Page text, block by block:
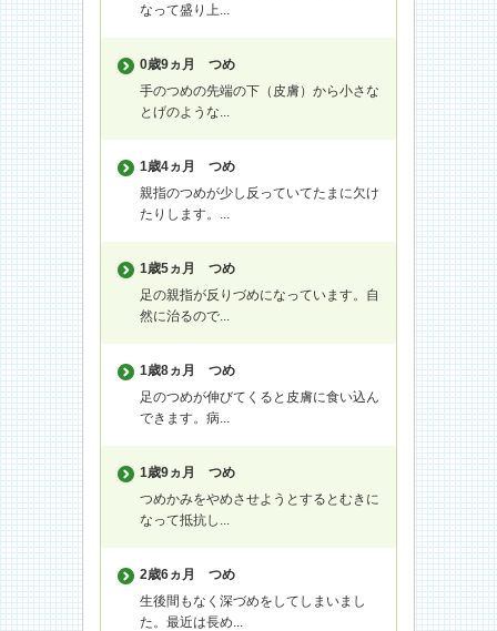
なって盛り上...
0歳9ヵ月
つめ
手のつめの先端の下（皮膚）から小さな
とげのような...
1歳4ヵ月
つめ
親指のつめが少し反っていてたまに欠け
たりします。...
1歳5ヵ月
つめ
足の親指が反りづめになっています。自
然に治るので...
1歳8ヵ月
つめ
足のつめが伸びてくると皮膚に食い込ん
できます。病...
1歳9ヵ月
つめ
つめかみをやめさせようとするとむきに
なって抵抗し...
2歳6ヵ月
つめ
生後間もなく深づめをしてしまいまし
た。最近は長め...